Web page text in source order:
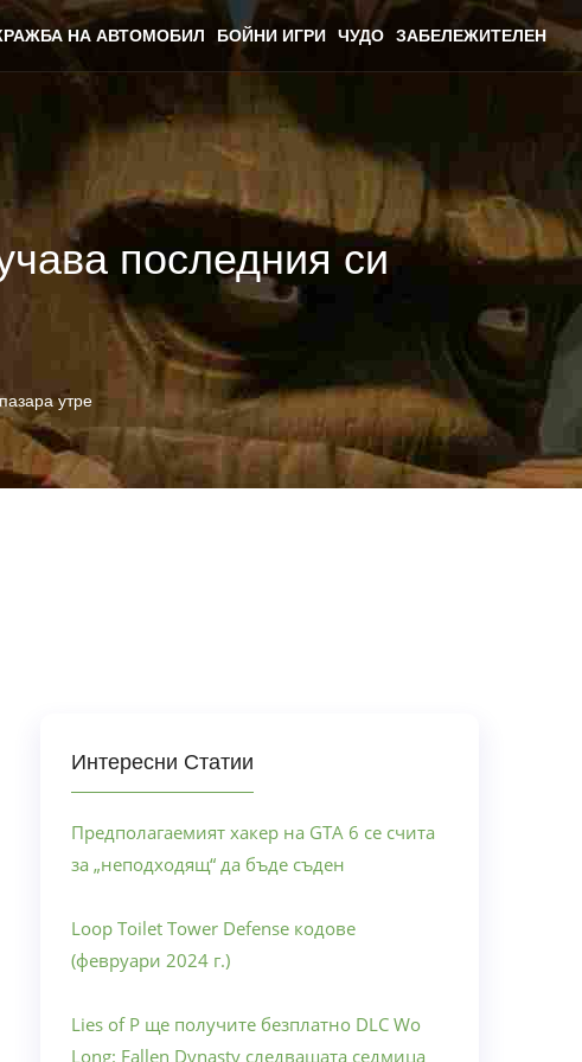
НА АВТОМОБИЛ БОЙНИ ИГРИ ЧУДО ЗАБЕЛЕЖИТЕЛЕН
последния си
утре
Интересни Статии
Предполагаемият хакер на GTA 6 се счита
за „неподходящ“ да бъде съден
Loop Toilet Tower Defense кодове
(февруари 2024 г.)
Lies of P ще получите безплатно DLC Wo
Long: Fallen Dynasty следващата седмица